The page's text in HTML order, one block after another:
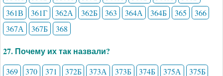
361В
361Г 362А 362Б 363 364А 364Б 365
366
367А
367Б 368
27. Почему их так назвали?
369 370 371 372Б 373А 373Б 374Б 375А
375Б